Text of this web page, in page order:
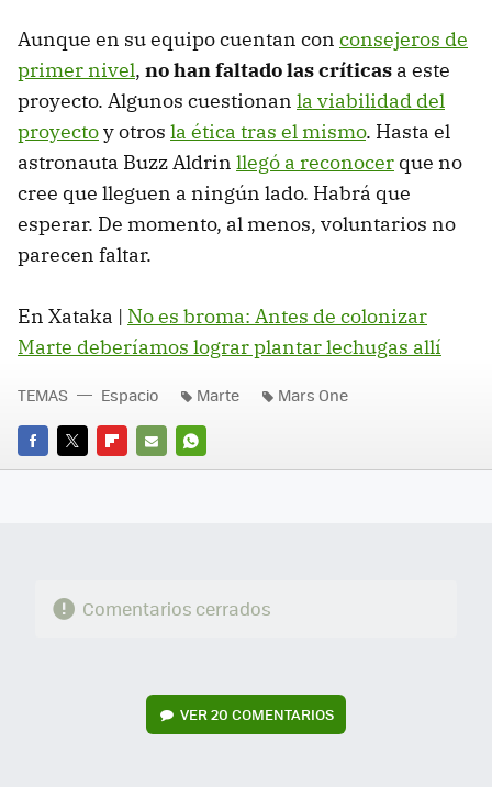
Aunque en su equipo cuentan con consejeros de
primer nivel, no han faltado las críticas a este
proyecto. Algunos cuestionan la viabilidad del
proyectoy otros la ética tras el mismo. Hasta el
astronauta Buzz Aldrin llegó a reconocer que no
cree que lleguen a ningún lado. Habrá que
esperar. De momento, al menos, voluntarios no
parecen faltar.
En Xataka | No es broma: Antes de colonizar
Marte deberíamos lograr plantar lechugas allí
FACEBOOK
TWITTERFLIPBOARD
E-
WHATSAPP
TEMAS Espacio Marte Mars One
Comentarios cerrados
VER20 COMENTARIOS